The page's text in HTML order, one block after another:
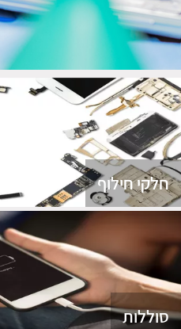
חלקי חילוף
סוללות